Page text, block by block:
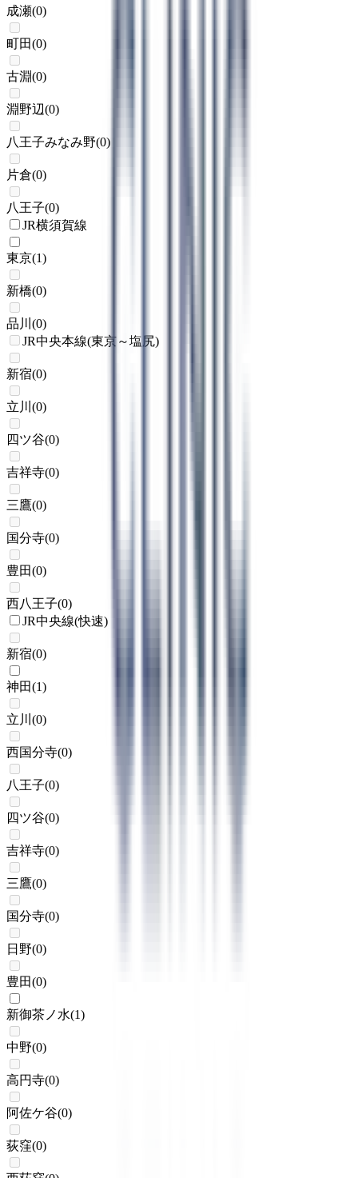
成瀬(0)
町田(0)
古淵(0)
淵野辺(0)
八王子みなみ野(0)
片倉(0)
八王子(0)
JR横須賀線
東京(1)
新橋(0)
品川 (0)
JR中央本線(東京～塩尻)
新宿(0)
立川 (0)
四ツ谷(0)
吉祥寺(0)
三鷹(0)
国分寺(0)
豊田(0)
西八王子(0)
JR中央線(快速)
新宿(0)
神田(1)
立川 (0)
西国分寺(0)
八王子(0)
四ツ谷(0)
吉祥寺(0)
三鷹(0)
国分寺(0)
日野(0)
豊田(0)
新御茶ノ水(1)
中野(0)
高円寺(0)
阿佐ケ谷(0)
荻窪(0)